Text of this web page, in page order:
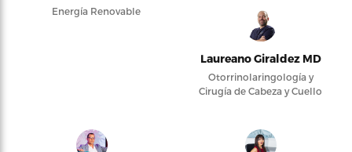
Energía Renovable
Laureano Giraldez MD
Otorrinolaringología y
Cirugía de Cabeza y Cuello